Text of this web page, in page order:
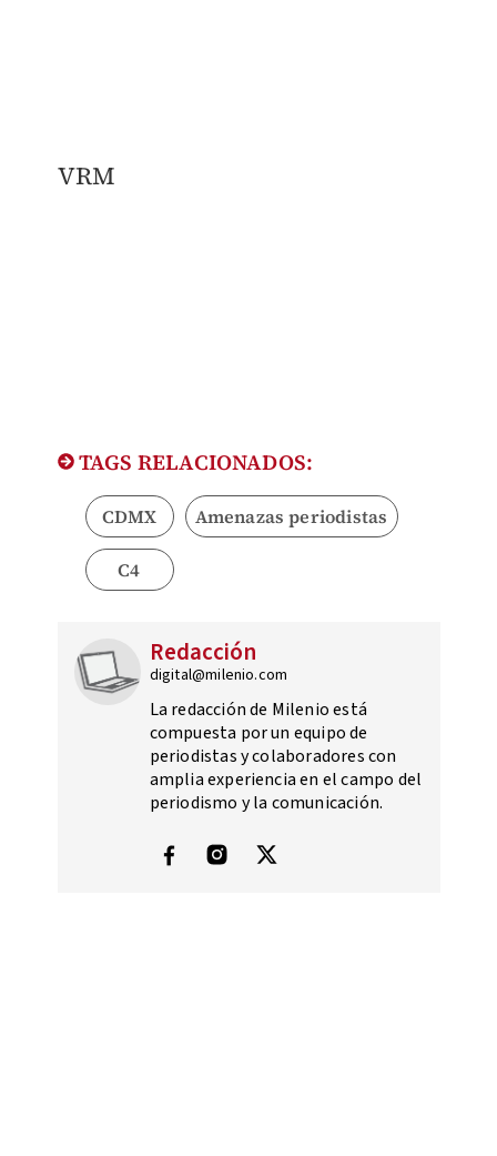
VRM
TAGS RELACIONADOS:
CDMX Amenazas periodistas
C4
Redacción
digital@milenio.com
La redacción de Milenio está
compuesta por un equipo de
periodistas y colaboradores con
amplia experiencia en el campo del
periodismo y la comunicación.